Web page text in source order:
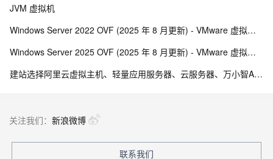
JVM 虚拟机
Windows Server 2022 OVF (2025 年 8 月更新) - VMware 虚拟机模板
Windows Server 2025 OVF (2025 年 8 月更新) - VMware 虚拟机模板
建站选择阿里云虚拟主机、轻量应用服务器、云服务器、万小智AI建站、云·企业官网哪个更好？
关注我们： 新浪微博
联系我们